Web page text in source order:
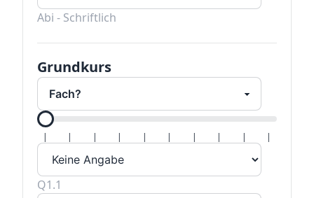
Abi - Schriftlich
Grundkurs
| | | | | | | | | |
Q1.1